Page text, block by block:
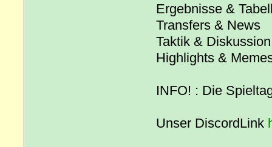
Ergebnisse &
Transfers & News
Taktik & Diskussion
Highlights &
INFO! : Die
Unser DiscordLink